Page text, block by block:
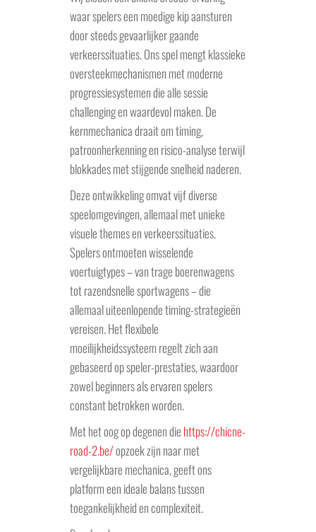
waar spelers een moedige kip aansturen
door steeds gevaarlijker gaande
verkeerssituaties. Ons spel mengt klassieke
oversteekmechanismen met moderne
progressiesystemen die alle sessie
challenging en waardevol maken. De
kernmechanica draait om timing,
patroonherkenning en risico-analyse terwijl
blokkades met stijgende snelheid naderen.
Deze ontwikkeling omvat vijf diverse
speelomgevingen, allemaal met unieke
visuele themes en verkeerssituaties.
Spelers ontmoeten wisselende
voertuigtypes – van trage boerenwagens
tot razendsnelle sportwagens – die
allemaal uiteenlopende timing-strategieën
vereisen. Het flexibele
moeilijkheidssysteem regelt zich aan
gebaseerd op speler-prestaties, waardoor
zowel beginners als ervaren spelers
constant betrokken worden.
Met het oog op degenen die https://chicne-
road-2.be/opzoek zijn naar met
vergelijkbare mechanica, geeft ons
platform een ideale balans tussen
toegankelijkheid en complexiteit.